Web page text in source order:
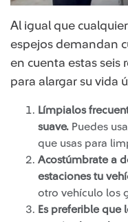
Al igual que
espejos demandan
en cuenta estas seis
para alargar su vida
Límpialos
suave. Puedes
que usas para
Acostúmbrate a
estaciones tu
otro vehículo los
Es preferible que